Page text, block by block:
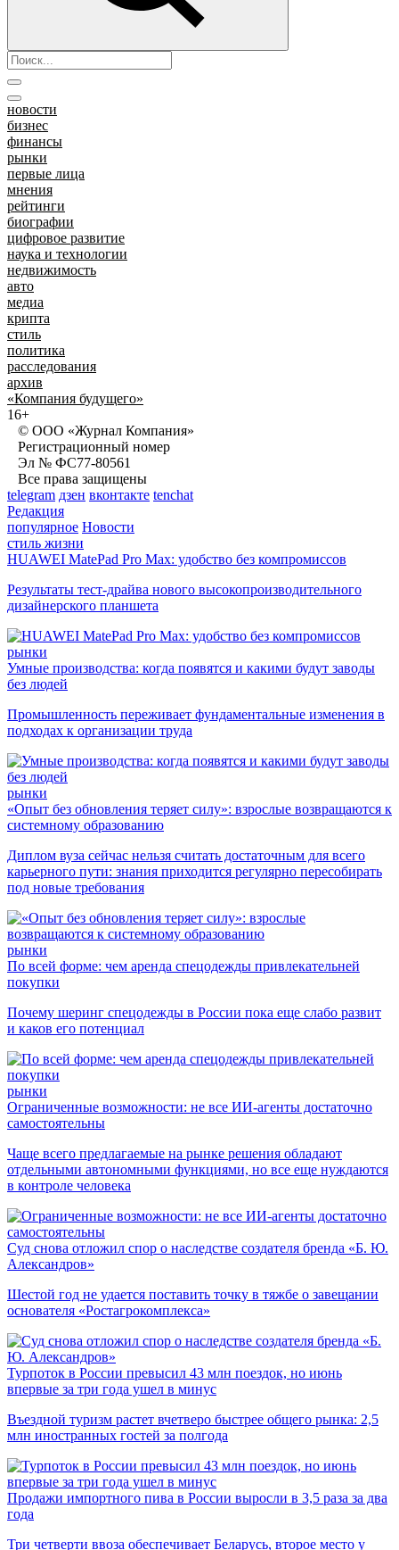
новости
бизнес
финансы
рынки
первые лица
мнения
рейтинги
биографии
цифровое развитие
наука и технологии
недвижимость
авто
медиа
крипта
стиль
политика
расследования
архив
«Компания будущего»
16+
© ООО «Журнал Компания»
Регистрационный номер
Эл № ФС77-80561
Все права защищены
telegram дзен вконтакте tenchat
Редакция
популярное Новости
стиль жизни
HUAWEI MatePad Pro Max: удобство без компромиссов
Результаты тест-драйва нового высокопроизводительного
дизайнерского планшета
рынки
Умные производства: когда появятся и какими будут заводы
без людей
Промышленность переживает фундаментальные изменения в
подходах к организации труда
рынки
«Опыт без обновления теряет силу»: взрослые возвращаются к
системному образованию
Диплом вуза сейчас нельзя считать достаточным для всего
карьерного пути: знания приходится регулярно пересобирать
под новые требования
рынки
По всей форме: чем аренда спецодежды привлекательней
покупки
Почему шеринг спецодежды в России пока еще слабо развит
и каков его потенциал
рынки
Ограниченные возможности: не все ИИ-агенты достаточно
самостоятельны
Чаще всего предлагаемые на рынке решения обладают
отдельными автономными функциями, но все еще нуждаются
в контроле человека
Суд снова отложил спор о наследстве создателя бренда «Б. Ю.
Александров»
Шестой год не удается поставить точку в тяжбе о завещании
основателя «Ростагрокомплекса»
Турпоток в России превысил 43 млн поездок, но июнь
впервые за три года ушел в минус
Въездной туризм растет вчетверо быстрее общего рынка: 2,5
млн иностранных гостей за полгода
Продажи импортного пива в России выросли в 3,5 раза за два
года
Три четверти ввоза обеспечивает Беларусь, второе место у